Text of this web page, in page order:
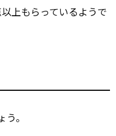
上もらっているようで
。